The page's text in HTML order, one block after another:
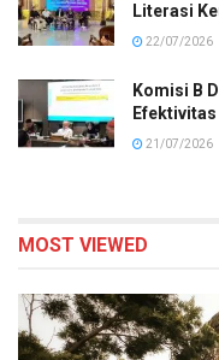
Literasi
22/07/2026
Komisi B
21/07/2026
MOST VIEWED